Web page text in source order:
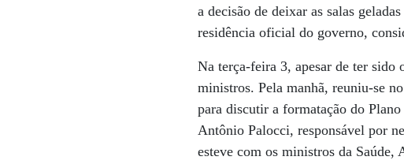
a decisão de deixar as salas
residência oficial do governo,
Na terça-feira 3, apesar de ter sido
ministros. Pela manhã, reuniu-se
para discutir a formatação do
Antônio Palocci, responsável por
esteve com os ministros da